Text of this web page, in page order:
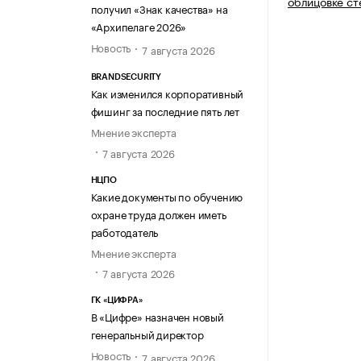
получил «Знак качества» на
«Архипелаге 2026»
Новость
7 августа 2026
BRANDSECURITY
Как изменился корпоративный
фишинг за последние пять лет
Мнение эксперта
7 августа 2026
НЦПО
Какие документы по обучению
охране труда должен иметь
работодатель
Мнение эксперта
7 августа 2026
ГК «ЦИФРА»
В «Цифре» назначен новый
генеральный директор
Новость
7 августа 2026